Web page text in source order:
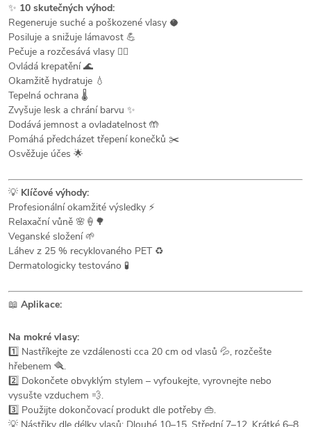
✨ 10 skutečných výhod:
Regeneruje suché a poškozené vlasy 🥥
Posiluje a snižuje lámavost 💪
Pečuje a rozčesává vlasy 💆‍♀️
Ovládá krepatění 🌊
Okamžitě hydratuje 💧
Tepelná ochrana 🌡️
Zvyšuje lesk a chrání barvu ✨
Dodává jemnost a ovladatelnost 🤲
Pomáhá předcházet třepení konečků ✂️
Osvěžuje účes 🌟
💡 Klíčové výhody:
Profesionální okamžité výsledky ⚡
Relaxační vůně 🌸🍦🌳
Veganské složení 🌱
Láhev z 25 % recyklovaného PET ♻️
Dermatologicky testováno 🧪
📖 Aplikace:
Na mokré vlasy:
1️⃣ Nastříkejte ze vzdálenosti cca 20 cm od vlasů 💦, rozčešte
hřebenem 🪮.
2️⃣ Dokončete obvyklým stylem – vyfoukejte, vyrovnejte nebo
vysušte vzduchem 💨.
3️⃣ Použijte dokončovací produkt dle potřeby 👜.